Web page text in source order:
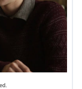
／